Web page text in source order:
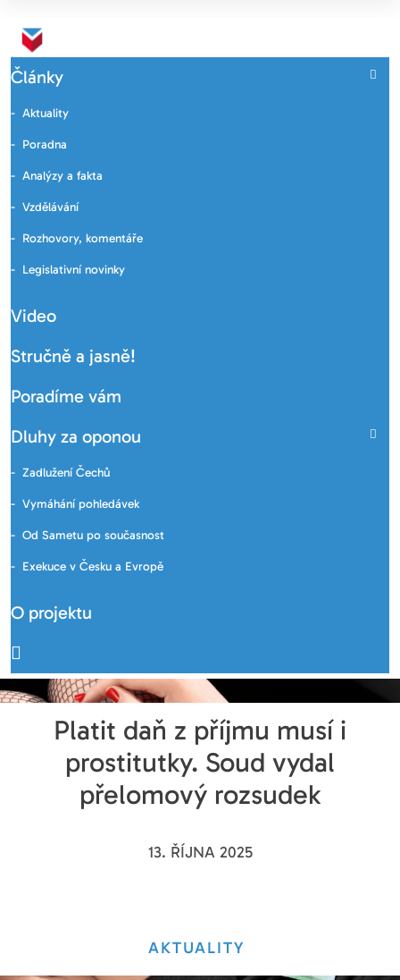
Články
Aktuality
Poradna
Analýzy a fakta
Vzdělávání
Rozhovory, komentáře
Legislativní novinky
Video
Stručně a jasně!
Poradíme vám
Dluhy za oponou
Zadlužení Čechů
Vymáhání pohledávek
Od Sametu po současnost
Exekuce v Česku a Evropě
O projektu
Platit daň z příjmu musí i
prostitutky. Soud vydal
přelomový rozsudek
13. ŘÍJNA 2025
AKTUALITY